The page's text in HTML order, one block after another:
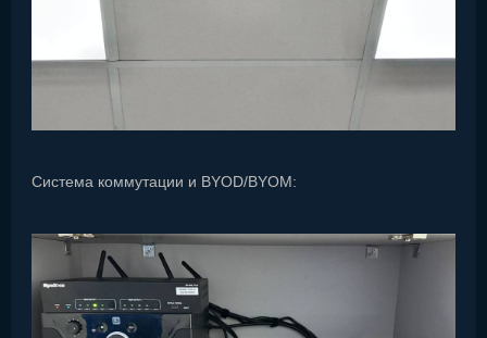
Система коммутации и BYOD/BYOM: